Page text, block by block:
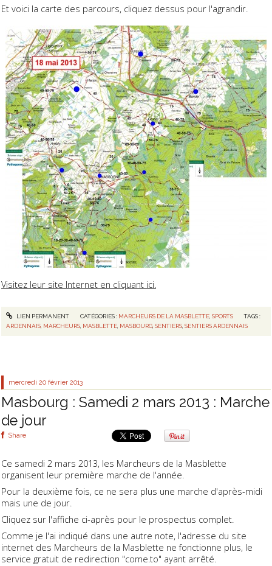
Et voici la carte des parcours, cliquez dessus pour l'agrandir.
Visitez leur site Internet en cliquant ici.
LIEN PERMANENT CATÉGORIES : MARCHEURS DE LA MASBLETTE, SPORTS
TAGS :
ARDENNAIS MARCHEURS MASBLETTE MASBOURG ,SENTIERS ,SENTIERS ARDENNAIS
mercredi 20 février 2013
Masbourg : Samedi 2 mars 2013 : Marche
de jour
Share
Ce samedi 2 mars 2013, les Marcheurs de la Masblette
organisent leur première marche de l'année.
Pour la deuxième fois, ce ne sera plus une marche d'après-midi
mais une de jour.
Cliquez sur l'affiche ci-après pour le prospectus complet.
Comme je l'ai indiqué dans une autre note, l'adresse du site
internet des Marcheurs de la Masblette ne fonctionne plus, le
service gratuit de redirection "come.to" ayant arrêté.